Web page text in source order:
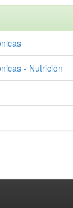
- Nutrición